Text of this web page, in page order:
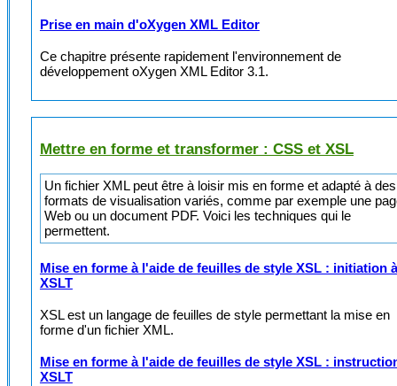
Prise en main d'oXygen XML Editor
Ce chapitre présente rapidement l'environnement de
développement oXygen XML Editor 3.1.
Mettre en forme et transformer : CSS et XSL
Un fichier XML peut être à loisir mis en forme et adapté à des
formats de visualisation variés, comme par exemple une
Web ou un document PDF. Voici les techniques qui le
permettent.
Mise en forme à l'aide de feuilles de style XSL : initiation à
XSLT
XSL est un langage de feuilles de style permettant la mise en
forme d'un fichier XML.
Mise en forme à l'aide de feuilles de style XSL :
XSLT